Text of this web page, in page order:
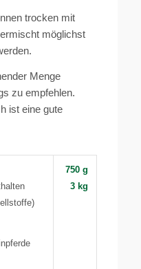
trocken mit
möglichst
Menge
zu empfehlen.
ist eine gute
750 g
3 kg